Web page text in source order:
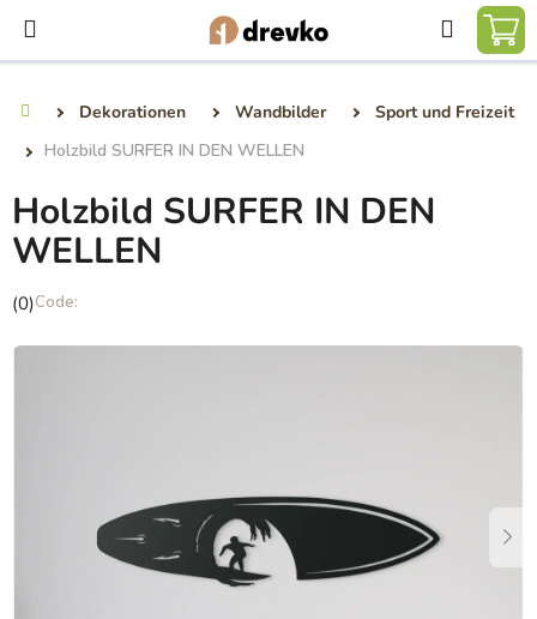
Inhalt
springen
Suchen
Dekorationen Wandbilder
Sport und Freizeit
Holzbild SURFER IN DEN WELLEN
Holzbild SURFER IN DEN
WELLEN
Die
Produktbewertung
(0)